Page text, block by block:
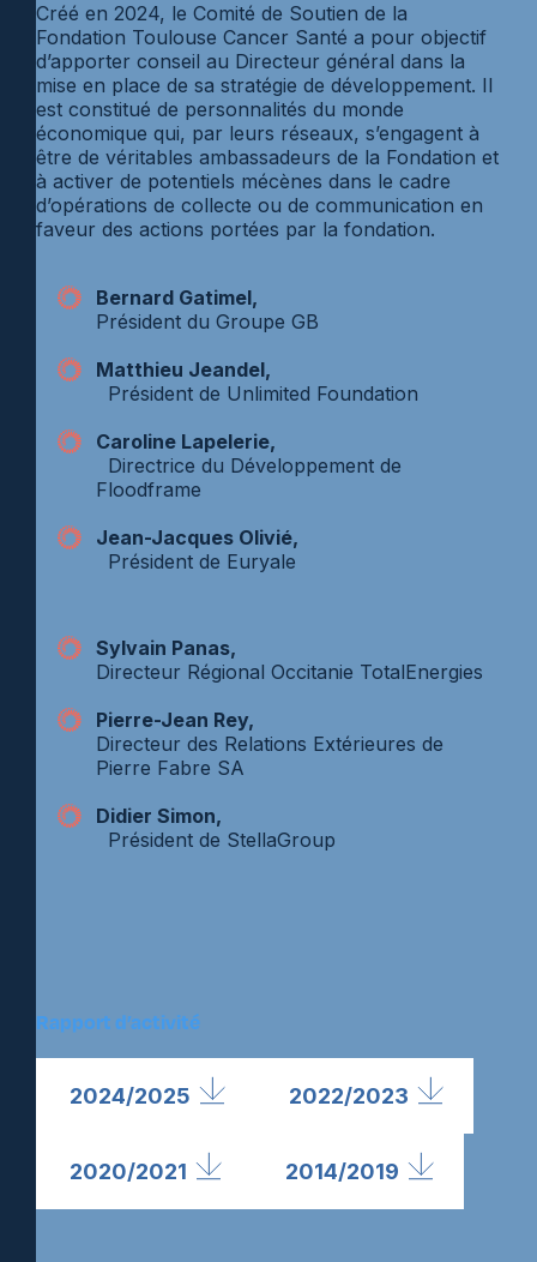
Créé en 2024, le Comité de Soutien de la
Fondation Toulouse Cancer Santé a pour objectif
d’apporter conseil au Directeur général dans la
mise en place de sa stratégie de développement. Il
est constitué de personnalités du monde
économique qui, par leurs réseaux, s’engagent à
être de véritables ambassadeurs de la Fondation et
à activer de potentiels mécènes dans le cadre
d’opérations de collecte ou de communication en
faveur des actions portées par la fondation.
Bernard Gatimel,
Président du Groupe GB
Matthieu Jeandel,
Président de Unlimited Foundation
Caroline Lapelerie,
Directrice du Développement de
Floodframe
Jean-Jacques Olivié,
Président de Euryale
Sylvain Panas,
Directeur Régional Occitanie TotalEnergies
Pierre-Jean Rey,
Directeur des Relations Extérieures de
Pierre Fabre SA
Didier Simon,
Président de StellaGroup
Rapport d’activité
2024/2025 2022/2023
2020/2021 2014/2019